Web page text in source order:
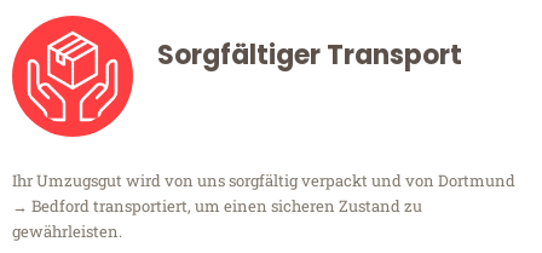
Sorgfältiger Transport
Ihr Umzugsgut wird von uns sorgfältig verpackt und von Dortmund
→ Bedford transportiert, um einen sicheren Zustand zu
gewährleisten.